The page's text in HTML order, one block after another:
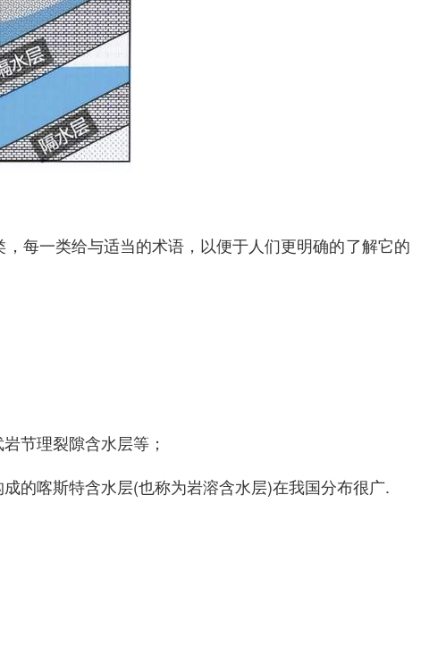
每一类给与适当的术语，以便于人们更明确的了解它的
节理裂隙含水层等；
的喀斯特含水层(也称为岩溶含水层)在我国分布很广.